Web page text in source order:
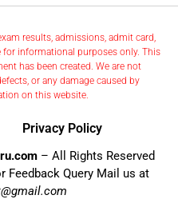
results, admissions, admit card,
informational purposes only. This
has been created. We are not
or any damage caused by
on this website.
Privacy Policy
– All Rights Reserved
Feedback Query Mail us at